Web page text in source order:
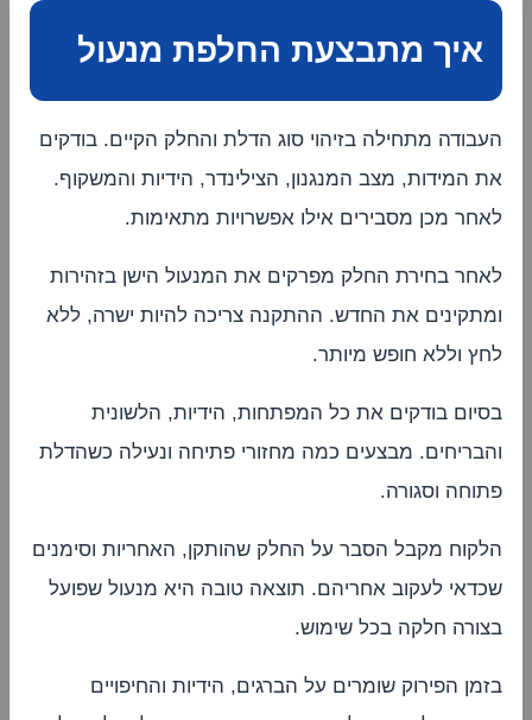
איך מתבצעת החלפת מנעול
העבודה מתחילה בזיהוי סוג הדלת והחלק הקיים. בודקים
את המידות, מצב המנגנון, הצילינדר, הידיות והמשקוף.
לאחר מכן מסבירים אילו אפשרויות מתאימות.
לאחר בחירת החלק מפרקים את המנעול הישן בזהירות
ומתקינים את החדש. ההתקנה צריכה להיות ישרה, ללא
לחץ וללא חופש מיותר.
בסיום בודקים את כל המפתחות, הידיות, הלשונית
והבריחים. מבצעים כמה מחזורי פתיחה ונעילה כשהדלת
פתוחה וסגורה.
הלקוח מקבל הסבר על החלק שהותקן, האחריות וסימנים
שכדאי לעקוב אחריהם. תוצאה טובה היא מנעול שפועל
בצורה חלקה בכל שימוש.
בזמן הפירוק שומרים על הברגים, הידיות והחיפויים